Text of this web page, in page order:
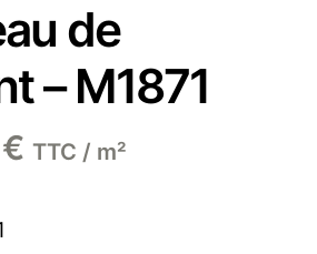
de
– M1871
€ TTC / m²